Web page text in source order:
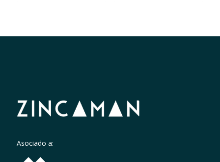
Asociado a: